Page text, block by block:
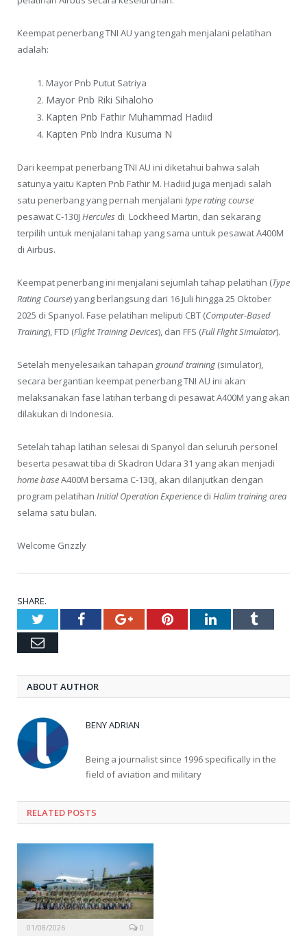
Keempat penerbang TNI AU yang tengah menjalani pelatihan
adalah:
Mayor Pnb Putut Satriya
Mayor Pnb Riki Sihaloho
Kapten Pnb Fathir Muhammad Hadiid
Kapten Pnb Indra Kusuma N
Dari keempat penerbang TNI AU ini diketahui bahwa salah
satunya yaitu Kapten Pnb Fathir M. Hadiid juga menjadi salah
satu penerbang yang pernah menjalani type rating course
pesawat C-130J Hercules di Lockheed Martin, dan sekarang
terpilih untuk menjalani tahap yang sama untuk pesawat A400M
di Airbus.
Keempat penerbang ini menjalani sejumlah tahap pelatihan (Type
Rating Course) yang berlangsung dari 16 Juli hingga 25 Oktober
2025 di Spanyol. Fase pelatihan meliputi CBT (Computer-Based
Training), FTD (Flight Training Devices), dan FFS (Full Flight Simulator).
Setelah menyelesaikan tahapan ground training (simulator),
secara bergantian keempat penerbang TNI AU ini akan
melaksanakan fase latihan terbang di pesawat A400M yang akan
dilakukan di Indonesia.
Setelah tahap latihan selesai di Spanyol dan seluruh personel
beserta pesawat tiba di Skadron Udara 31 yang akan menjadi
home baseA400M bersama C-130J, akan dilanjutkan dengan
program pelatihan Initial Operation Experience di Halim training area
selama satu bulan.
Welcome Grizzly
SHARE.
TwitterFacebookGoogle+PinterestLinkedInTumblr
Email
ABOUT AUTHOR
BENY ADRIAN
Being a journalist since 1996 specifically in the
field of aviation and military
RELATED POSTS
01/08/2026 0